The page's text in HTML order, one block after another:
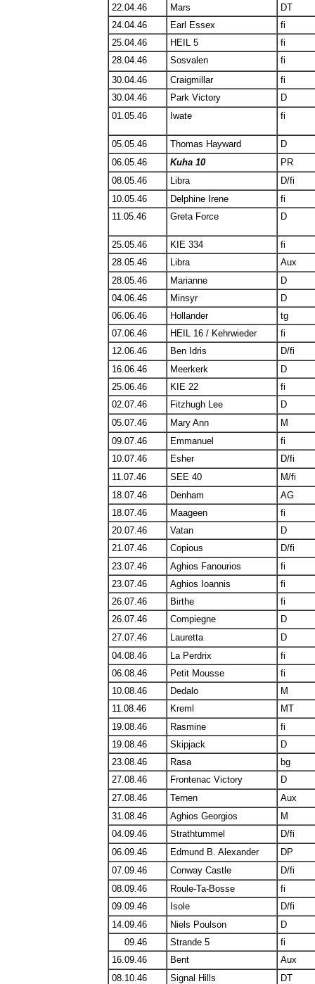
22.04.46 Mars
DT
24.04.46
Earl Essex
fi
25.04.46
HEIL 5
fi
28.04.46
Sosvalen
fi
30.04.46
Craigmillar
fi
30.04.46
Park Victory
D
01.05.46
Iwate fi
05.05.46 Thomas Hayward
D
06.05.46
Kuha 10
PR
08.05.46
Libra
D/fi
10.05.46
Delphine Irene
fi
11.05.46
Greta Force D
25.05.46 KIE 334
fi
28.05.46
Libra
Aux
28.05.46
Marianne
D
04.06.46
Minsyr
D
06.06.46
Hollander
tg
07.06.46
HEIL 16 / Kehrwieder
fi
12.06.46
Ben Idris
D/fi
16.06.46
Meerkerk
D
25.06.46
KIE 22
fi
02.07.46
Fitzhugh Lee
D
05.07.46
Mary Ann
M
09.07.46
Emmanuel
fi
10.07.46
Esher
D/fi
11.07.46
SEE 40
M/fi
18.07.46
Denham
AG
18.07.46
Maageen
fi
20.07.46
Vatan
D
21.07.46
Copious
D/fi
23.07.46
Aghios Fanourios
fi
23.07.46
Aghios Ioannis
fi
26.07.46
Birthe
fi
26.07.46
Compiegne
D
27.07.46
Lauretta
D
04.08.46
La Perdrix
fi
06.08.46
Petit Mousse
fi
10.08.46
Dedalo
M
11.08.46
Kreml
MT
19.08.46
Rasmine
fi
19.08.46
Skipjack
D
23.08.46
Rasa
bg
27.08.46
Frontenac Victory
D
27.08.46
Ternen
Aux
31.08.46
Aghios Georgios
M
04.09.46
Strathtummel
D/fi
06.09.46
Edmund B. Alexander
DP
07.09.46
Conway Castle
D/fi
08.09.46
Roule-Ta-Bosse
fi
09.09.46
Isole
D/fi
14.09.46
Niels Poulson
D
09.46 Strande 5
fi
16.09.46
Bent
Aux
08.10.46
Signal Hills
DT